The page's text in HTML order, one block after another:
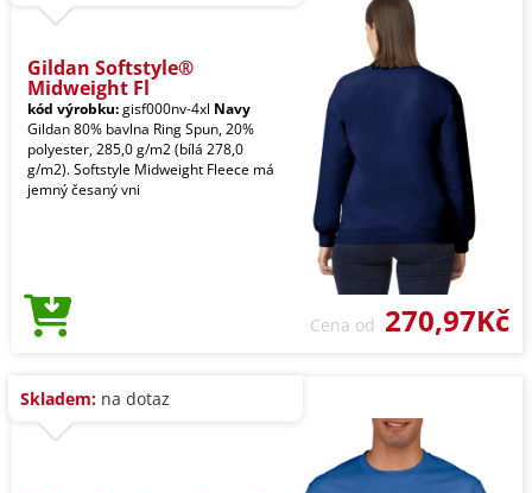
Gildan Softstyle®
Midweight Fl
kód výrobku:gisf000nv-4xl Navy
Gildan 80% bavlna Ring Spun, 20%
polyester, 285,0 g/m2 (bílá 278,0
g/m2). Softstyle Midweight Fleece má
jemný česaný vni
Cena od 270,97Kč
Skladem: na dotaz